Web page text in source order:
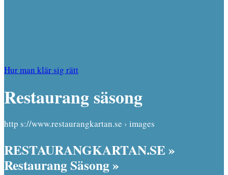
Hur man klär sig rätt
Restaurang säsong
http s://www.restaurangkartan.se › images
RESTAURANGKARTAN.SE »
Restaurang Säsong »